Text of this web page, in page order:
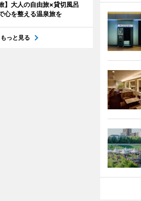
】大人の自由旅×貸切風呂
心を整える温泉旅を
もっと見る